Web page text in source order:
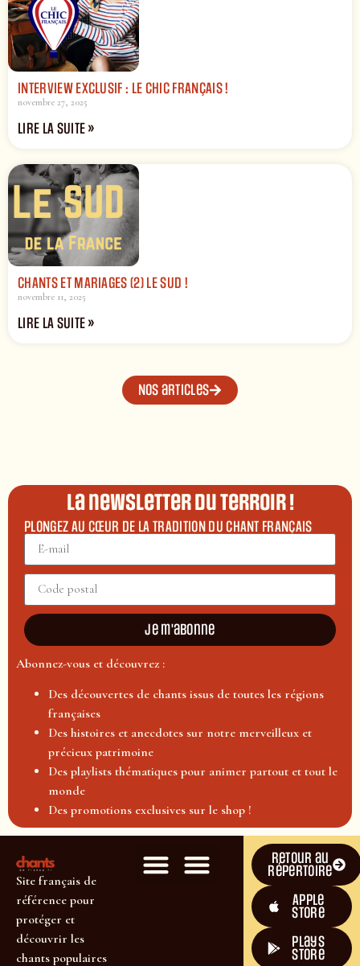
INTERVIEW EXCLUSIF : LE CHIC FRANÇAIS !
novembre 27, 2025
LIRE LA SUITE »
CHANTS ET MARIAGES (2) LE SUD !
novembre 11, 2025
LIRE LA SUITE »
Nos articles
La newsletter du terroir !
PLONGEZ AU CŒUR DE LA TRADITION DU CHANT FRANÇAIS
Je m'abonne
Abonnez-vous et découvrez :
Des découvertes de chants issus de toutes les régions
françaises
Des histoires et anecdotes sur notre merveilleux et
précieux patrimoine
Des playlists thématiques pour animer partout et tout le
monde
Des promotions exclusives sur le shop !
Site français de
référence pour
protéger et
découvrir les
chants populaires
Retour au
répertoire
Apple
Store
plays
store